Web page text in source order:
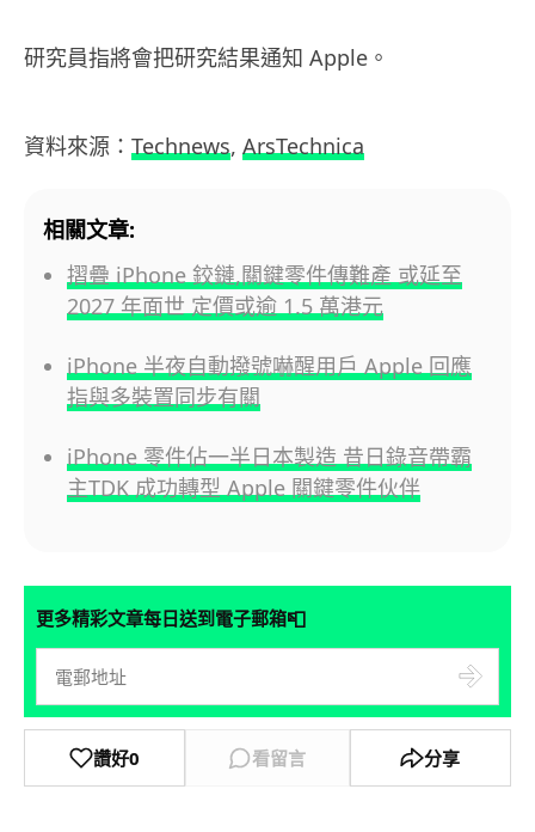
研究員指將會把研究結果通知 Apple。
資料來源： Technews, ArsTechnica
相關文章:
摺疊 iPhone 鉸鏈,關鍵零件傳難產 或延至
2027 年面世 定價或逾 1.5 萬港元
iPhone 半夜自動撥號嚇醒用戶 Apple 回應
指與多裝置同步有關
iPhone 零件佔一半日本製造 昔日錄音帶霸
主TDK 成功轉型 Apple 關鍵零件伙伴
更多精彩文章每日送到電子郵箱📮
讚好0 看留言 分享